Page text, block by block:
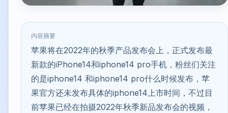
内容摘要
苹果将在2022年的秋季产品发布会上，正式发布最
新款的iPhone14和iphone14 pro手机，粉丝们关注
的是iphone14 和iphone14 pro什么时候发布，苹
果官方还未发布具体的iphone14上市时间，不过目
前苹果已经在拍摄2022年秋季新品发布会的视频，